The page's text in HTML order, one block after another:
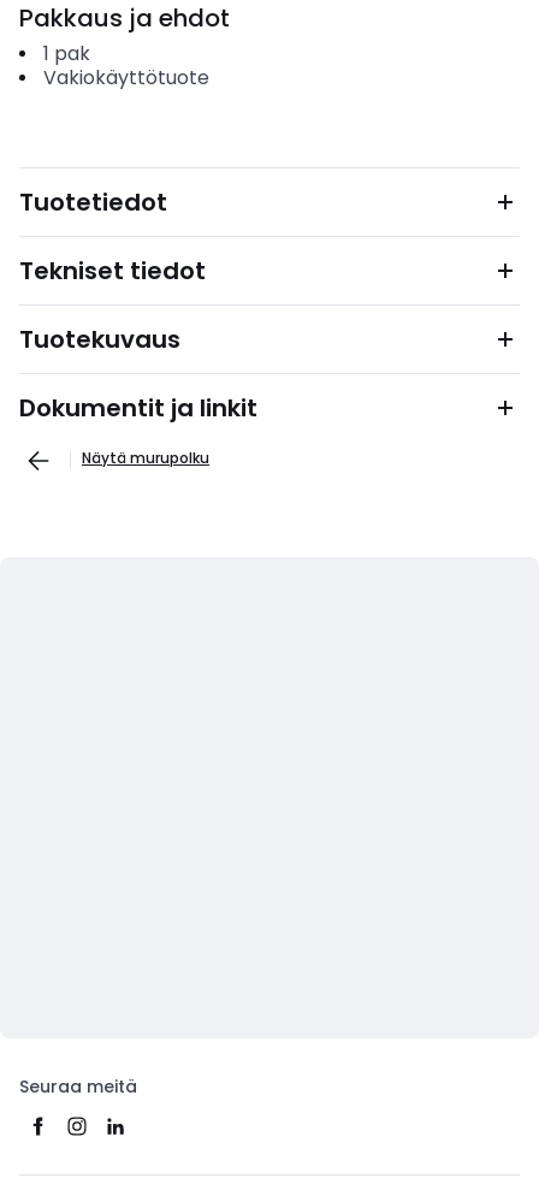
Pakkaus ja ehdot
1 pak
Vakiokäyttötuote
Tuotetiedot
Tekniset tiedot
Tuotekuvaus
Dokumentit ja linkit
Näytä murupolku
Seuraa meitä